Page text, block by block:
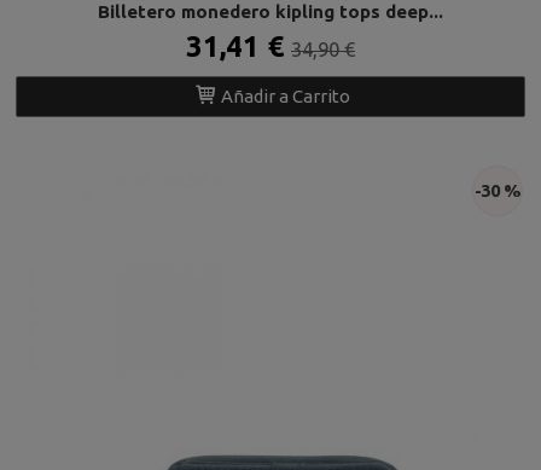
Billetero monedero kipling tops deep...
31,41 € 34,90 €
Añadir a Carrito
-30 %